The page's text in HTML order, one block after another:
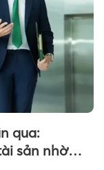
qua:
sản nhờ